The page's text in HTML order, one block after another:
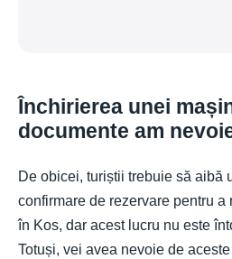
Închirierea unei
documente am
De obicei, turiștii trebuie să aibă
confirmare de rezervare pentru
în Kos, dar acest lucru nu este
Totuși, vei avea nevoie de